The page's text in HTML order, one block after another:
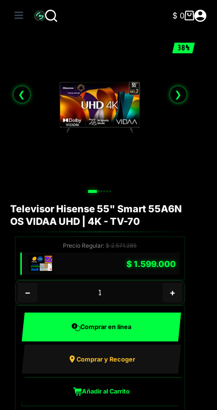
Carro
$0
38%
❮ ❯
Televisor Hisense 55" Smart 55A6N
OS VIDAA UHD | 4K - TV-70
Precio Regular:$2.571.285
$1.599.000
− +
Comprar en línea
Comprar y Recoger
Añadir al Carrito